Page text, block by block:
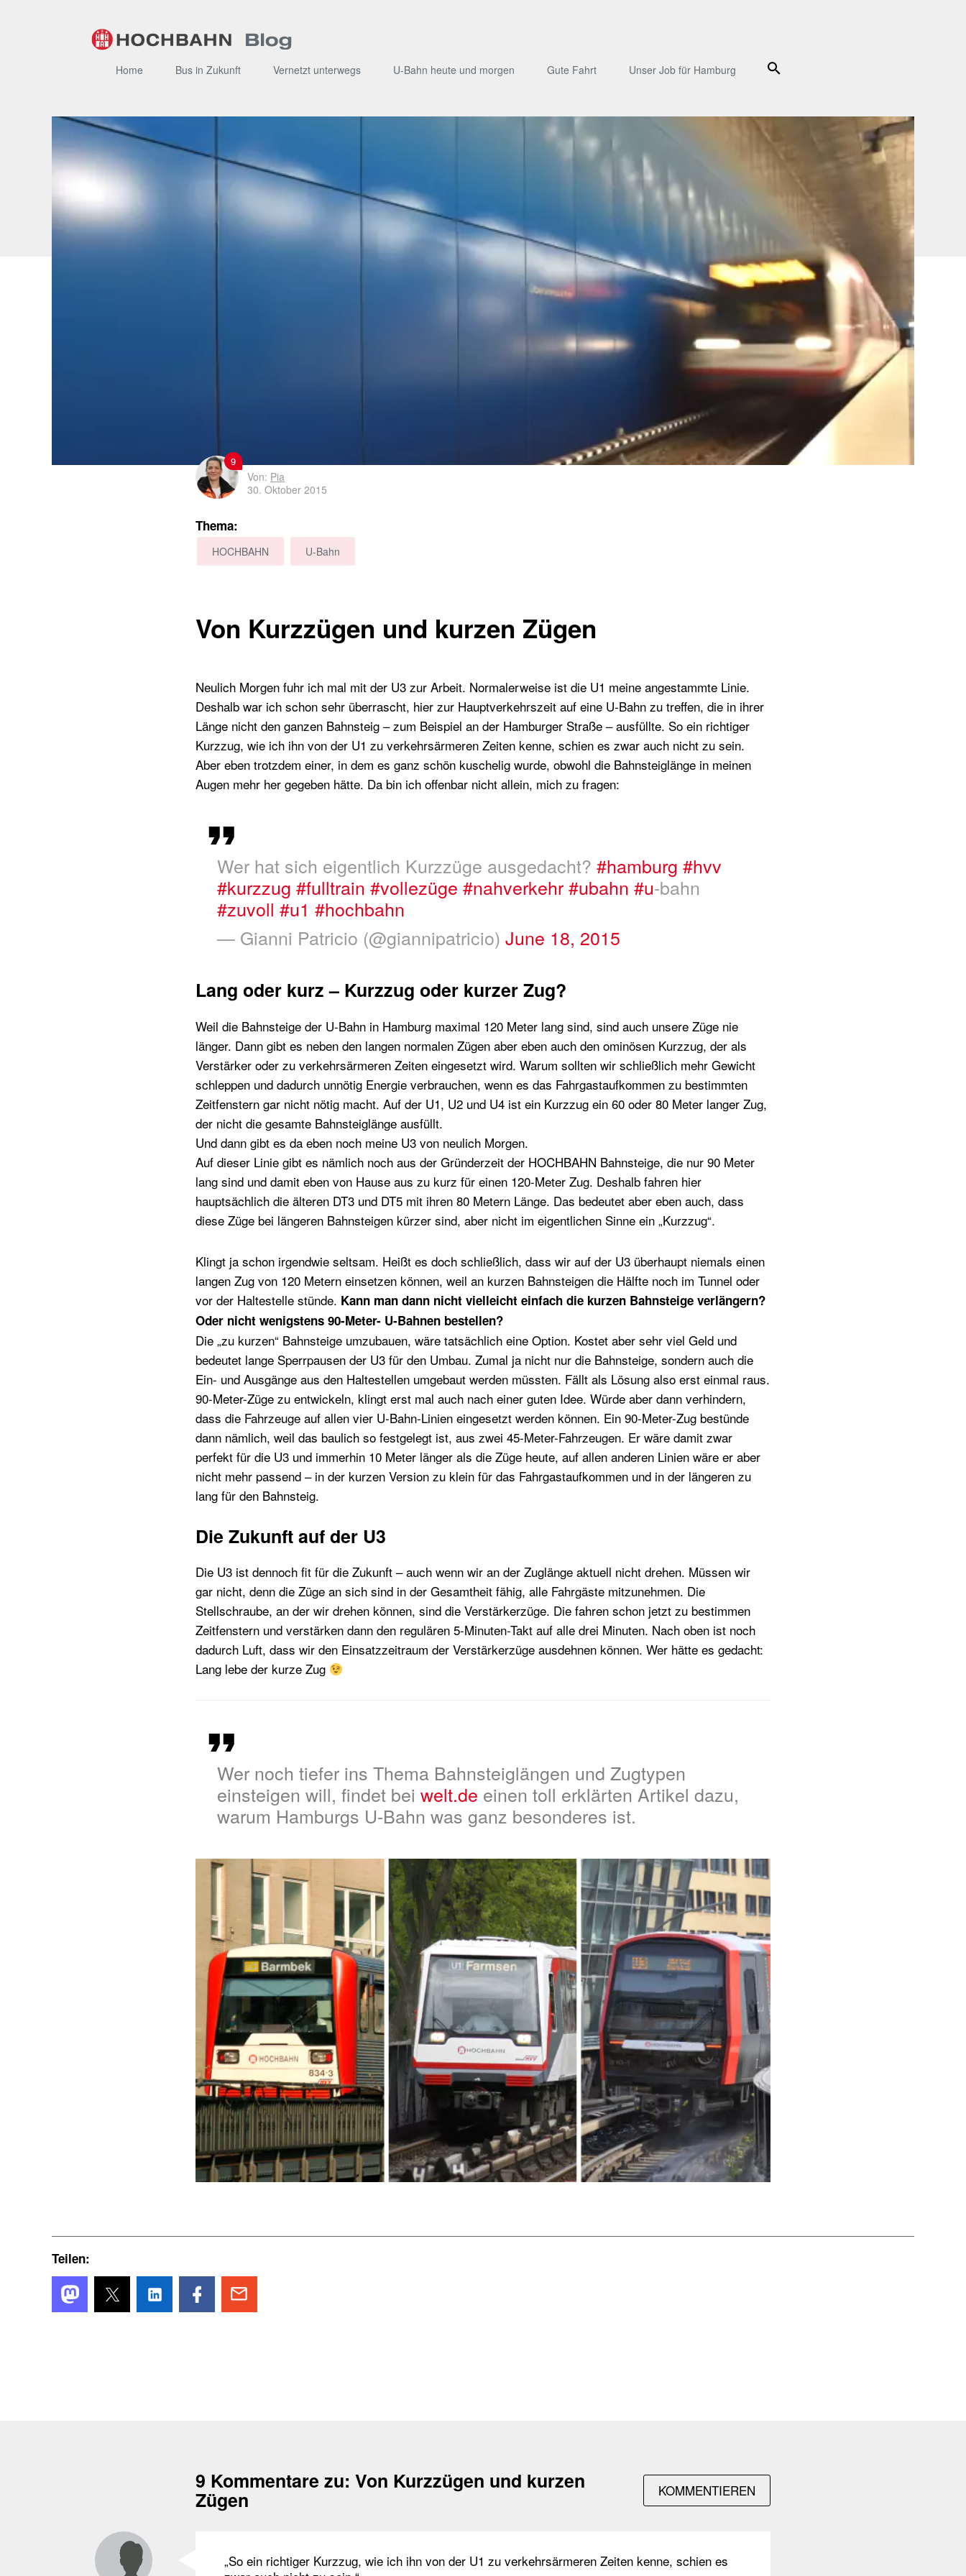
Home Bus in Zukunft Vernetzt unterwegs U-Bahn heute und morgen Gute Fahrt Unser Job für Hamburg Suche
9
Von: Pia
30. Oktober 2015
Thema:
HOCHBAHN U-Bahn
Von Kurzzügen und kurzen Zügen
Neulich Morgen fuhr ich mal mit der U3 zur Arbeit. Normalerweise ist die U1 meine angestammte Linie.
Deshalb war ich schon sehr überrascht, hier zur Hauptverkehrszeit auf eine U-Bahn zu treffen, die in ihrer
Länge nicht den ganzen Bahnsteig – zum Beispiel an der Hamburger Straße – ausfüllte. So ein richtiger
Kurzzug, wie ich ihn von der U1 zu verkehrsärmeren Zeiten kenne, schien es zwar auch nicht zu sein.
Aber eben trotzdem einer, in dem es ganz schön kuschelig wurde, obwohl die Bahnsteiglänge in meinen
Augen mehr her gegeben hätte. Da bin ich offenbar nicht allein, mich zu fragen:
Wer hat sich eigentlich Kurzzüge ausgedacht? #hamburg #hvv
#kurzzug #fulltrain #vollezüge #nahverkehr#ubahn #u-bahn
#zuvoll #u1 #hochbahn
— Gianni Patricio (@giannipatricio) June 18, 2015
Lang oder kurz – Kurzzug oder kurzer Zug?
Weil die Bahnsteige der U-Bahn in Hamburg maximal 120 Meter lang sind, sind auch unsere Züge nie
länger. Dann gibt es neben den langen normalen Zügen aber eben auch den ominösen Kurzzug, der als
Verstärker oder zu verkehrsärmeren Zeiten eingesetzt wird. Warum sollten wir schließlich mehr Gewicht
schleppen und dadurch unnötig Energie verbrauchen, wenn es das Fahrgastaufkommen zu bestimmten
Zeitfenstern gar nicht nötig macht. Auf der U1, U2 und U4 ist ein Kurzzug ein 60 oder 80 Meter langer Zug,
der nicht die gesamte Bahnsteiglänge ausfüllt.
Und dann gibt es da eben noch meine U3 von neulich Morgen.
Auf dieser Linie gibt es nämlich noch aus der Gründerzeit der HOCHBAHN Bahnsteige, die nur 90 Meter
lang sind und damit eben von Hause aus zu kurz für einen 120-Meter Zug. Deshalb fahren hier
hauptsächlich die älteren DT3 und DT5 mit ihren 80 Metern Länge. Das bedeutet aber eben auch, dass
diese Züge bei längeren Bahnsteigen kürzer sind, aber nicht im eigentlichen Sinne ein „Kurzzug“.
Klingt ja schon irgendwie seltsam. Heißt es doch schließlich, dass wir auf der U3 überhaupt niemals einen
langen Zug von 120 Metern einsetzen können, weil an kurzen Bahnsteigen die Hälfte noch im Tunnel oder
vor der Haltestelle stünde. Kann man dann nicht vielleicht einfach die kurzen Bahnsteige verlängern?
Oder nicht wenigstens 90-Meter- U-Bahnen bestellen?
Die „zu kurzen“ Bahnsteige umzubauen, wäre tatsächlich eine Option. Kostet aber sehr viel Geld und
bedeutet lange Sperrpausen der U3 für den Umbau. Zumal ja nicht nur die Bahnsteige, sondern auch die
Ein- und Ausgänge aus den Haltestellen umgebaut werden müssten. Fällt als Lösung also erst einmal raus.
90-Meter-Züge zu entwickeln, klingt erst mal auch nach einer guten Idee. Würde aber dann verhindern,
dass die Fahrzeuge auf allen vier U-Bahn-Linien eingesetzt werden können. Ein 90-Meter-Zug bestünde
dann nämlich, weil das baulich so festgelegt ist, aus zwei 45-Meter-Fahrzeugen. Er wäre damit zwar
perfekt für die U3 und immerhin 10 Meter länger als die Züge heute, auf allen anderen Linien wäre er aber
nicht mehr passend – in der kurzen Version zu klein für das Fahrgastaufkommen und in der längeren zu
lang für den Bahnsteig.
Die Zukunft auf der U3
Die U3 ist dennoch fit für die Zukunft – auch wenn wir an der Zuglänge aktuell nicht drehen. Müssen wir
gar nicht, denn die Züge an sich sind in der Gesamtheit fähig, alle Fahrgäste mitzunehmen. Die
Stellschraube, an der wir drehen können, sind die Verstärkerzüge. Die fahren schon jetzt zu bestimmen
Zeitfenstern und verstärken dann den regulären 5-Minuten-Takt auf alle drei Minuten. Nach oben ist noch
dadurch Luft, dass wir den Einsatzzeitraum der Verstärkerzüge ausdehnen können. Wer hätte es gedacht:
Lang lebe der kurze Zug
Wer noch tiefer ins Thema Bahnsteiglängen und Zugtypen
einsteigen will, findet bei welt.de einen toll erklärten Artikel dazu,
warum Hamburgs U-Bahn was ganz besonderes ist.
Teilen:
KOMMENTIEREN
9 Kommentare zu: Von Kurzzügen und kurzen
Zügen
„So ein richtiger Kurzzug, wie ich ihn von der U1 zu verkehrsärmeren Zeiten kenne, schien es